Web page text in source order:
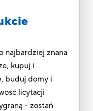
najbardziej znana
kupuj i
buduj domy i
licytacji
- zostań